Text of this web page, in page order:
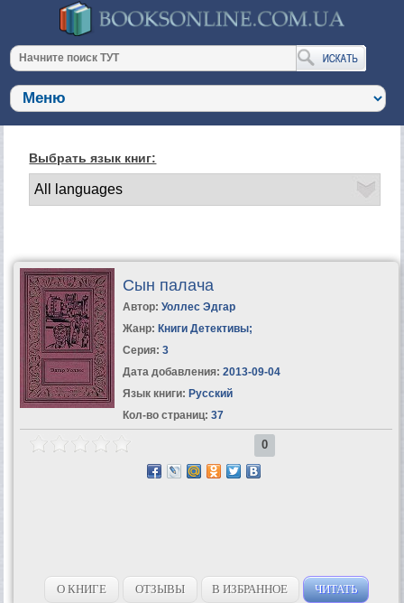
Выбрать язык книг:
Сын палача
Автор: Уоллес Эдгар
Жанр: Книги Детективы;
Серия: 3
Дата добавления: 2013-09-04
Язык книги: Русский
Кол-во страниц: 37
0
О КНИГЕ ОТЗЫВЫ В ИЗБРАННОЕ ЧИТАТЬ